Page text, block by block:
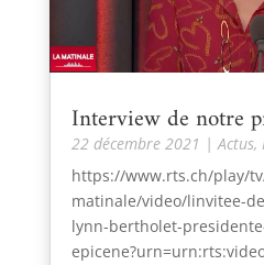
Interview de notre
22 décembre 2021 |Actus,
https://www.rts.ch/play/
matinale/video/linvitee-
lynn-bertholet-